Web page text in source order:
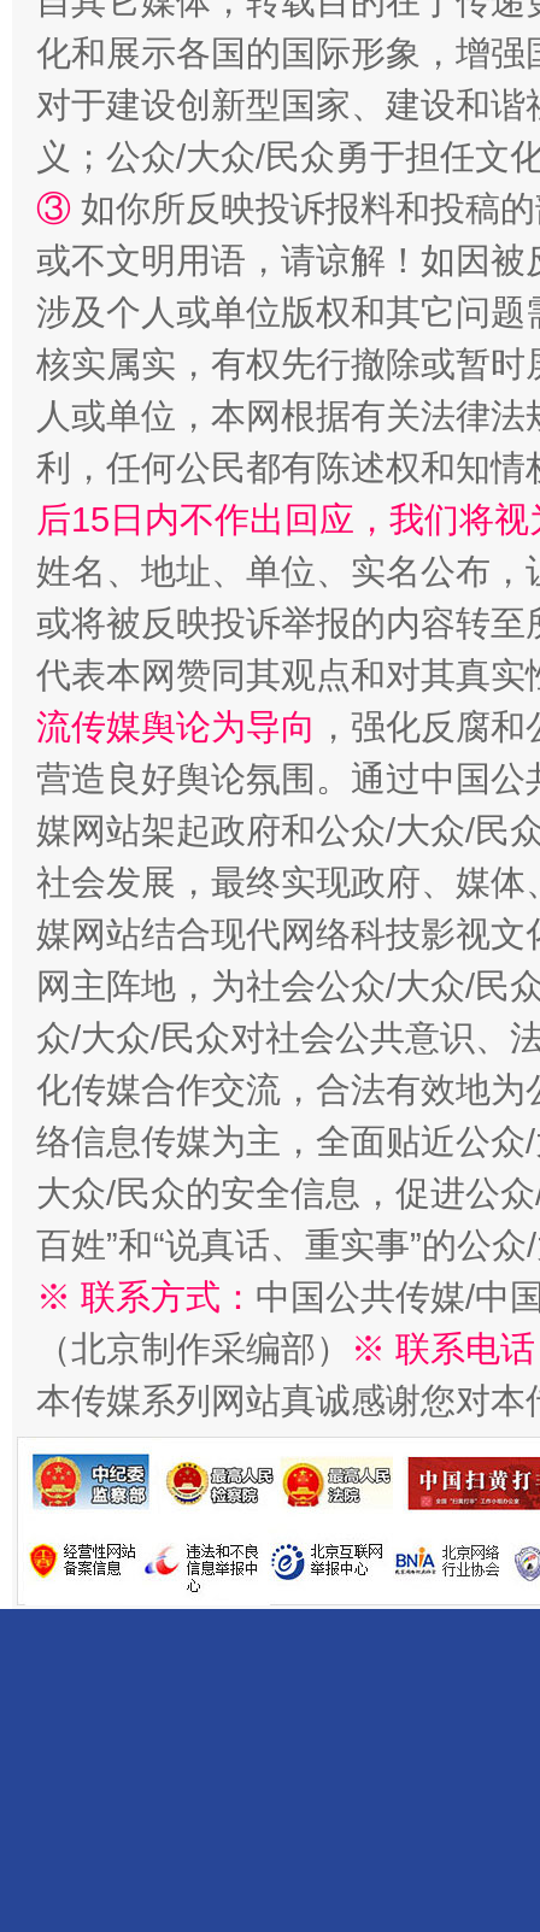
“蜀中异人”王建安的艺术幻境
完善运行机制助力责任有效落实 一纸欠
东山县通报“牛蛙产品抗生素超标问题” 法
千年窑火 生生不息 一
化和展示各国的国际形象，增
对于建设创新型国家、建设和
义；公众/大众/民众勇于担任文
③ 如你所反映投诉报料和投稿
或不文明用语，请谅解！如因
涉及个人或单位版权和其它问题
核实属实，有权先行撤除或暂
人或单位，本网根据有关法律
利，任何公民都有陈述权和知情
后15日内不作出回应，我们将
姓名、地址、单位、实名公布
或将被反映投诉举报的内容转
代表本网赞同其观点和对其真实
流传媒舆论为导向 ，强化反腐
营造良好舆论氛围。通过中国
媒网站架起政府和公众/大众/民
社会发展，最终实现政府、媒
媒网站结合现代网络科技影视
网主阵地，为社会公众/大众/民
众/大众/民众对社会公共意识、
化传媒合作交流，合法有效地
络信息传媒为主，全面贴近公
大众/民众的安全信息，促进公
百姓”和“说真话、重实事”的公
※ 联系方式： 中国公共传媒/中
（北京制作采编部）
※ 联系电
本传媒系列网站真诚感谢您对